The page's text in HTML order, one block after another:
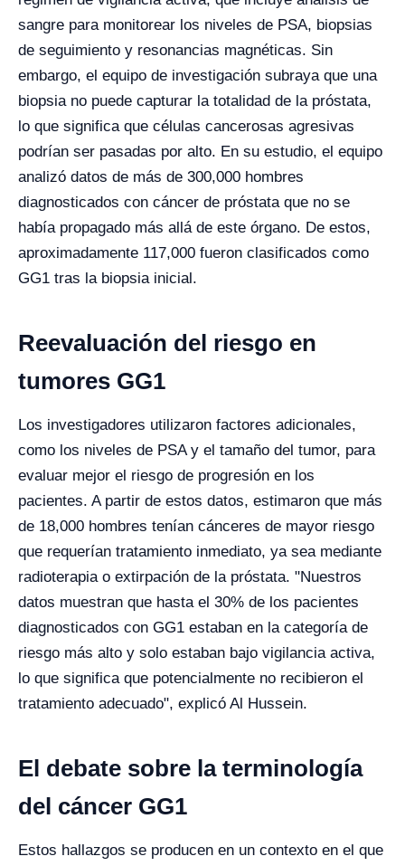
sangre para monitorear los niveles de PSA, biopsias
de seguimiento y resonancias magnéticas. Sin
embargo, el equipo de investigación subraya que una
biopsia no puede capturar la totalidad de la próstata,
lo que significa que células cancerosas agresivas
podrían ser pasadas por alto. En su estudio, el equipo
analizó datos de más de 300,000 hombres
diagnosticados con cáncer de próstata que no se
había propagado más allá de este órgano. De estos,
aproximadamente 117,000 fueron clasificados como
GG1 tras la biopsia inicial.
Reevaluación del riesgo en
tumores GG1
Los investigadores utilizaron factores adicionales,
como los niveles de PSA y el tamaño del tumor, para
evaluar mejor el riesgo de progresión en los
pacientes. A partir de estos datos, estimaron que más
de 18,000 hombres tenían cánceres de mayor riesgo
que requerían tratamiento inmediato, ya sea mediante
radioterapia o extirpación de la próstata. "Nuestros
datos muestran que hasta el 30% de los pacientes
diagnosticados con GG1 estaban en la categoría de
riesgo más alto y solo estaban bajo vigilancia activa,
lo que significa que potencialmente no recibieron el
tratamiento adecuado", explicó Al Hussein.
El debate sobre la terminología
del cáncer GG1
Estos hallazgos se producen en un contexto en el que